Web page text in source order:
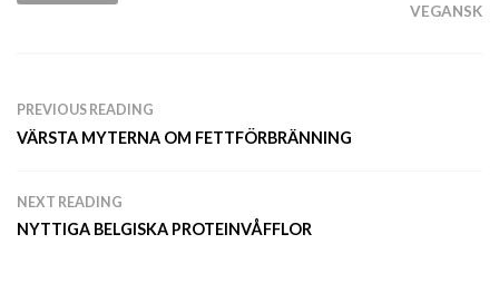
VEGANSK
PREVIOUS READING
VÄRSTA MYTERNA OM FETTFÖRBRÄNNING
NEXT READING
NYTTIGA BELGISKA PROTEINVÅFFLOR